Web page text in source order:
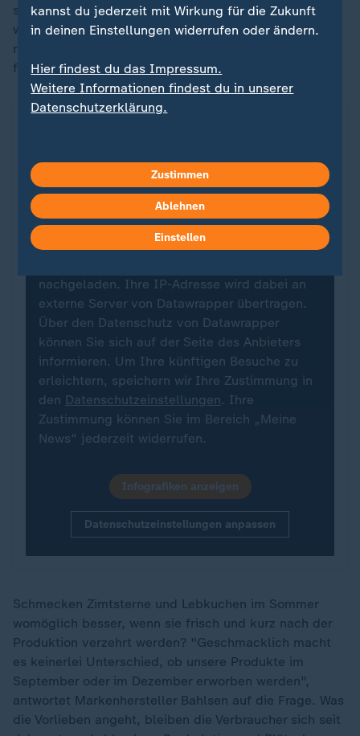
spielt dem Unternehmen zufolge auch das Wetter eine
wichtige Rolle. Sollte es im Oktober und November
relativ warm sein, sei das für den Absatz nicht
förderlich.
Das Lebkuchengeschäft 2023
Ein Klick für den Datenschutz
Für die Darstellung von ZDFheute Infografiken
nutzen wir die Software von Datawrapper. Erst
nachgeladen. Ihre IP-Adresse wird dabei an
externe Server von Datawrapper übertragen.
Über den Datenschutz von Datawrapper
können Sie sich auf der Seite des Anbieters
informieren. Um Ihre künftigen Besuche zu
erleichtern, speichern wir Ihre Zustimmung in
den Datenschutzeinstellungen. Ihre
Zustimmung können Sie im Bereich „Meine
News“ jederzeit widerrufen.
Infografiken anzeigen
Datenschutzeinstellungen anpassen
Schmecken Zimtsterne und Lebkuchen im Sommer
womöglich besser, wenn sie frisch und kurz nach der
Produktion verzehrt werden? "Geschmacklich macht
es keinerlei Unterschied, ob unsere Produkte im
September oder im Dezember erworben werden",
antwortet Markenhersteller Bahlsen auf die Frage. Was
die Vorlieben angeht, bleiben die Verbraucher sich seit
kannst du jederzeit mit Wirkung für die Zukunft
in deinen Einstellungen widerrufen oder ändern.
Hier findest du das Impressum.
Weitere Informationen findest du in unserer
Datenschutzerklärung.
Zustimmen
Ablehnen
Einstellen